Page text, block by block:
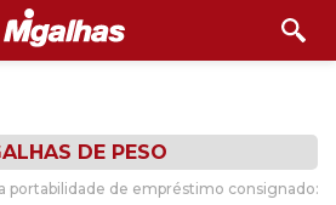
DE PESO
portabilidade de empréstimo consignado: